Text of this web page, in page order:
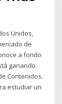
Unidos,
de
a fondo
ganando
Contenidos.
estudiar un